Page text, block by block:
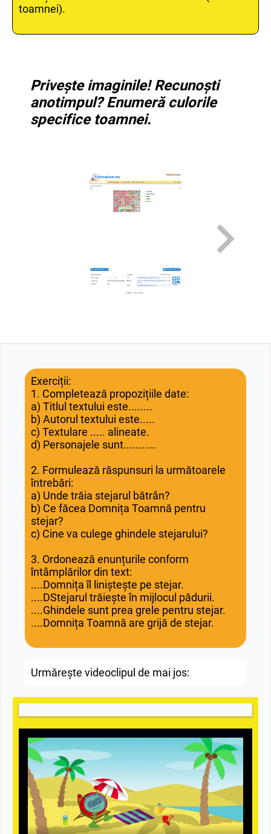
toamnei).
Privește imaginile! Recunoști
anotimpul? Enumeră culorile
specifice toamnei.
Exerciții:
1. Completează propozițiile date:
a) Titlul textului este........
b) Autorul textului este.....
c) Textulare ..... alineate.
d) Personajele sunt...........
2. Formulează răspunsuri la următoarele
întrebări:
a) Unde trăia stejarul bătrân?
b) Ce făcea Domnița Toamnă pentru
stejar?
c) Cine va culege ghindele stejarului?
3. Ordonează enunțurile conform
întâmplărilor din text:
....Domnița îl liniștește pe stejar.
....DStejarul trăiește în mijlocul pădurii.
....Ghindele sunt prea grele pentru stejar.
....Domnița Toamnă are grijă de stejar.
Urmărește videoclipul de mai jos: